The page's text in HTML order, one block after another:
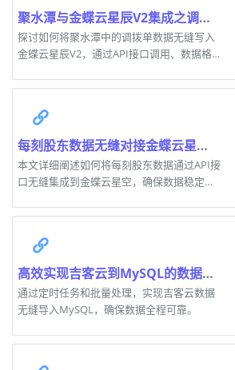
聚水潭与金蝶云星辰V2集成之调拨单对接实战
探讨如何将聚水潭中的调拨单数据无缝写入
金蝶云星辰V2，通过API接口调用、数据格
每刻股东数据无缝对接金蝶云星空案例解析
本文详细阐述如何将每刻股东数据通过API接
口无缝集成到金蝶云星空，确保数据稳定性
高效实现吉客云到MySQL的数据集成技术
通过定时任务和批量处理，实现吉客云数据
无缝导入MySQL，确保数据全程可靠。